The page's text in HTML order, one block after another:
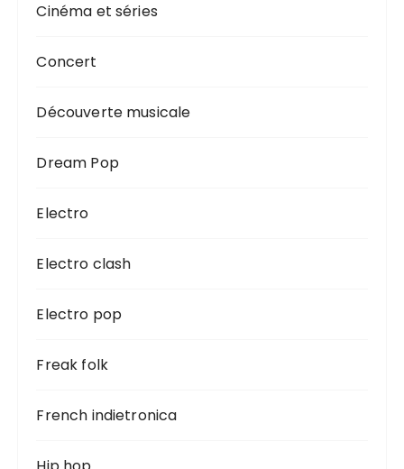
Cinéma et séries
Concert
Découverte musicale
Dream Pop
Electro
Electro clash
Electro pop
Freak folk
French indietronica